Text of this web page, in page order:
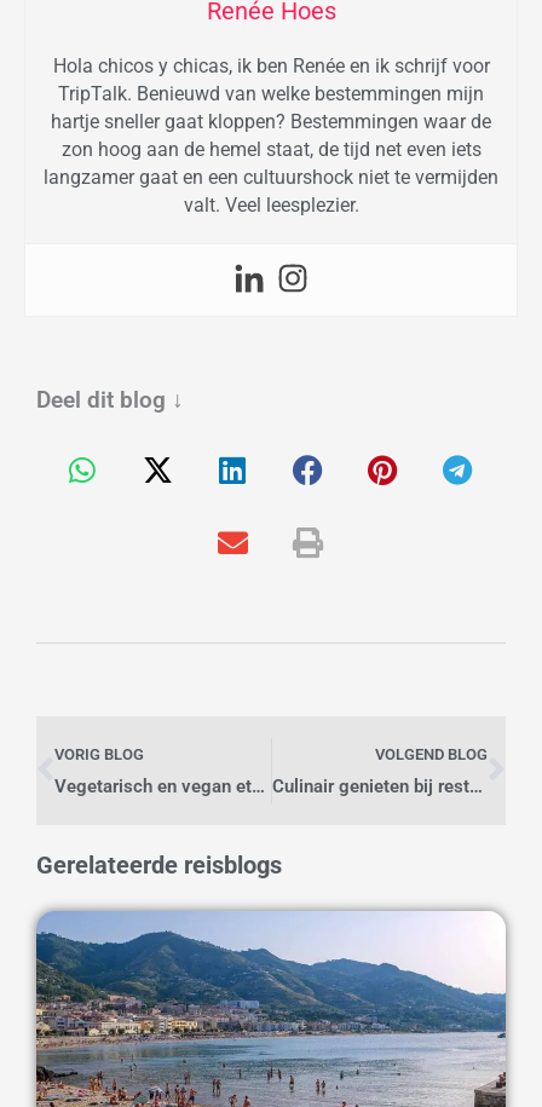
Renée Hoes
Hola chicos y chicas, ik ben Renée en ik schrijf voor
TripTalk. Benieuwd van welke bestemmingen mijn
hartje sneller gaat kloppen? Bestemmingen waar de
zon hoog aan de hemel staat, de tijd net even iets
langzamer gaat en een cultuurshock niet te vermijden
valt. Veel leesplezier.
Deel dit blog ↓
VORIG BLOG
Vegetarisch en vegan eten in restaurants in Kyoto, Japan
VOLGEND BLOG
Culinair genieten bij restaurants in Saoedi-Arabië
Gerelateerde reisblogs